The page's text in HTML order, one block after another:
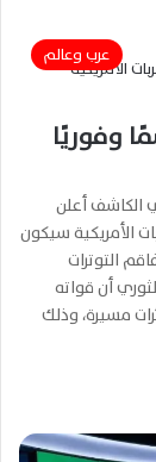
عرب وعالم
وفوريًا
كتبت | مي الكاشف أعلن
الأمريكية سيكون
التوترات
أن قواته
مسيرة، وذلك